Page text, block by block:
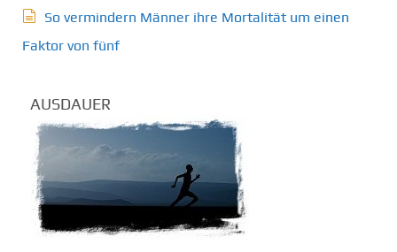
So vermindern Männer ihre Mortalität um einen
Faktor von fünf
AUSDAUER